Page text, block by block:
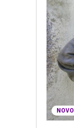
NOVO